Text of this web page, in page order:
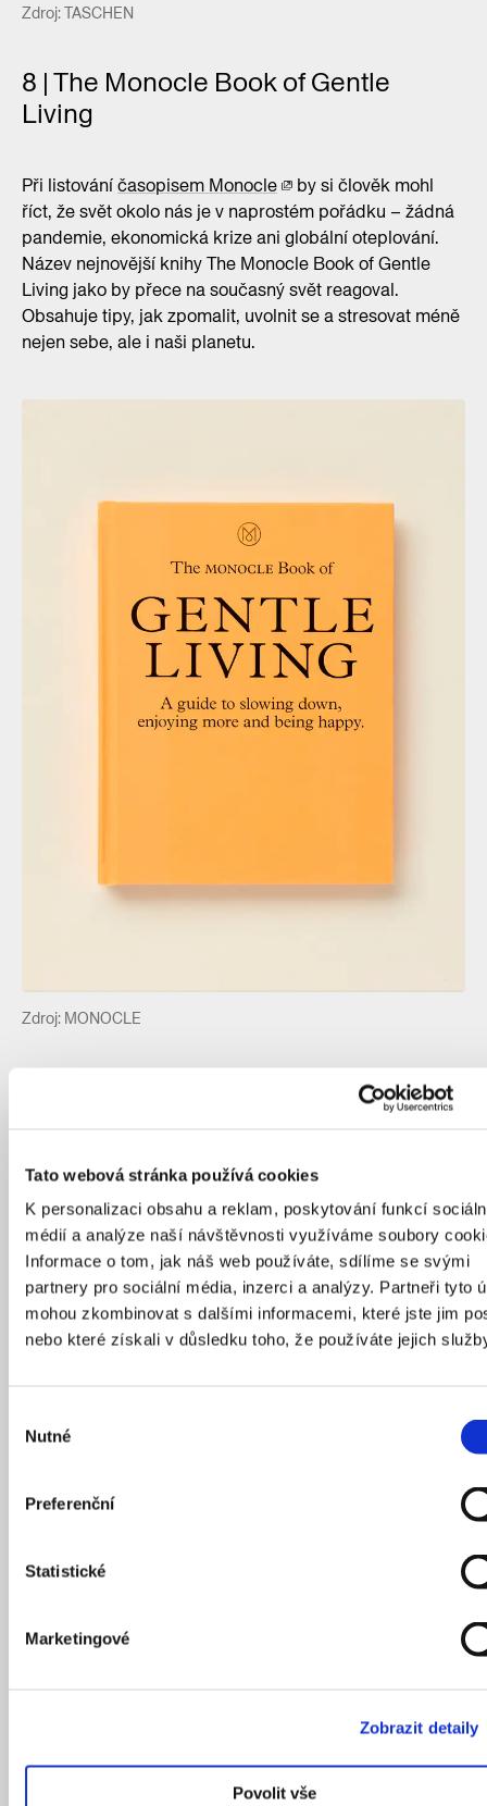
Tato webová stránka používá cookies
K personalizaci obsahu a reklam, poskytování funkcí
médií a analýze naší návštěvnosti využíváme soubory
Informace o tom, jak náš web používáte, sdílíme se svými
partnery pro sociální média, inzerci a analýzy. Partneři tyto
mohou zkombinovat s dalšími informacemi, které jste jim
nebo které získali v důsledku toho, že používáte jejich
souhlasu
Nutné
Preferenční
Statistické
Marketingové
Zobrazit detaily
Povolit vše
Zdroj: TASCHEN
8 | The Monocle Book of Gentle
Living
Při listováníčasopisem Monocle
by si člověk mohl
říct, že svět okolo nás je v naprostém pořádku – žádná
pandemie, ekonomická krize ani globální oteplování.
Název nejnovější knihy The Monocle Book of Gentle
Living jako by přece na současný svět reagoval.
Obsahuje tipy, jak zpomalit, uvolnit se a stresovat méně
nejen sebe, ale i naši planetu.
Zdroj: MONOCLE
leckoho znít banálně. Ne však, když se navzájem žaluje
Mies van der Rohe a doktorka Edith Farnsworth,
přičemž předmětem sporu je prosklený víkendový dům,
který inspiroval stovky, ne-li tisíce kopií (nejslavnější
z nich si postavil architekt Philip Johnson).Kniha
Broken Glass, která vychází z tři tisíce stránek dlouhého
přepisu soudního záznamu
, vypráví příběh rozkolu